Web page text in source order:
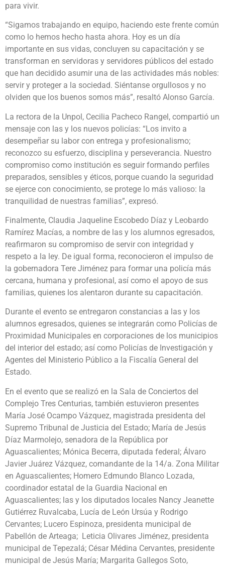
para vivir.
“Sigamos trabajando en equipo, haciendo este frente común
como lo hemos hecho hasta ahora. Hoy es un día
importante en sus vidas, concluyen su capacitación y se
transforman en servidoras y servidores públicos del estado
que han decidido asumir una de las actividades más nobles:
servir y proteger a la sociedad. Siéntanse orgullosos y no
olviden que los buenos somos más”, resaltó Alonso García.
La rectora de la Unpol, Cecilia Pacheco Rangel, compartió un
mensaje con las y los nuevos policías: “Los invito a
desempeñar su labor con entrega y profesionalismo;
reconozco su esfuerzo, disciplina y perseverancia. Nuestro
compromiso como institución es seguir formando perfiles
preparados, sensibles y éticos, porque cuando la seguridad
se ejerce con conocimiento, se protege lo más valioso: la
tranquilidad de nuestras familias”, expresó.
Finalmente, Claudia Jaqueline Escobedo Díaz y Leobardo
Ramírez Macías, a nombre de las y los alumnos egresados,
reafirmaron su compromiso de servir con integridad y
respeto a la ley. De igual forma, reconocieron el impulso de
la gobernadora Tere Jiménez para formar una policía más
cercana, humana y profesional, así como el apoyo de sus
familias, quienes los alentaron durante su capacitación.
Durante el evento se entregaron constancias a las y los
alumnos egresados, quienes se integrarán como Policías de
Proximidad Municipales en corporaciones de los municipios
del interior del estado; así como Policías de Investigación y
Agentes del Ministerio Público a la Fiscalía General del
Estado.
En el evento que se realizó en la Sala de Conciertos del
Complejo Tres Centurias, también estuvieron presentes
María José Ocampo Vázquez, magistrada presidenta del
Supremo Tribunal de Justicia del Estado; María de Jesús
Díaz Marmolejo, senadora de la República por
Aguascalientes; Mónica Becerra, diputada federal; Álvaro
Javier Juárez Vázquez, comandante de la 14/a. Zona Militar
en Aguascalientes; Homero Edmundo Blanco Lozada,
coordinador estatal de la Guardia Nacional en
Aguascalientes; las y los diputados locales Nancy Jeanette
Gutiérrez Ruvalcaba, Lucía de León Ursúa y Rodrigo
Cervantes; Lucero Espinoza, presidenta municipal de
Pabellón de Arteaga; Leticia Olivares Jiménez, presidenta
municipal de Tepezalá; César Médina Cervantes, presidente
municipal de Jesús María; Margarita Gallegos Soto,